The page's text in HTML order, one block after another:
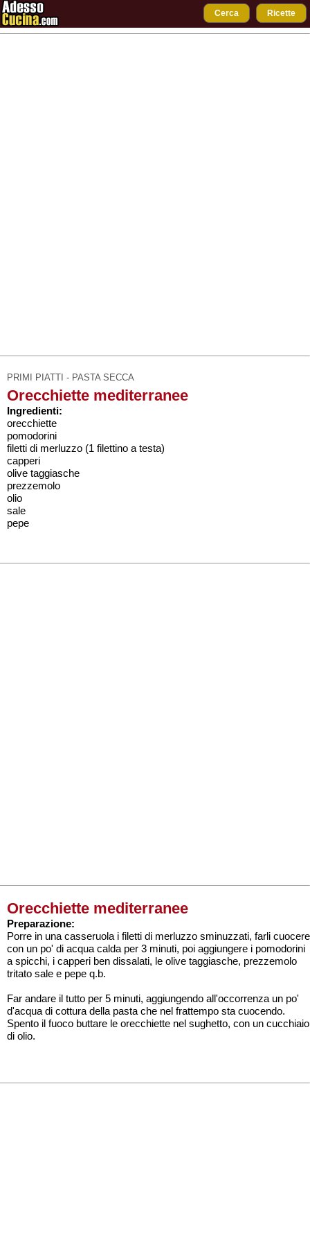
Cerca Ricette
PRIMI PIATTI - PASTA SECCA
Orecchiette mediterranee
Ingredienti:
orecchiette
pomodorini
filetti di merluzzo (1 filettino a testa)
capperi
olive taggiasche
prezzemolo
olio
sale
pepe
Orecchiette mediterranee
Preparazione:
Porre in una casseruola i filetti di merluzzo sminuzzati, farli cuocere
con un po' di acqua calda per 3 minuti, poi aggiungere i pomodorini
a spicchi, i capperi ben dissalati, le olive taggiasche, prezzemolo
tritato sale e pepe q.b.
Far andare il tutto per 5 minuti, aggiungendo all'occorrenza un po'
d'acqua di cottura della pasta che nel frattempo sta cuocendo.
Spento il fuoco buttare le orecchiette nel sughetto, con un cucchiaio
di olio.